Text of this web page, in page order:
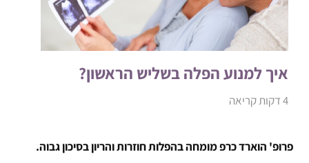
איך למנוע הפלה בשליש הראשון?
4 דקות קריאה
פרופ' הוארד כרפ מומחה בהפלות חוזרות והריון בסיכון גבוה.